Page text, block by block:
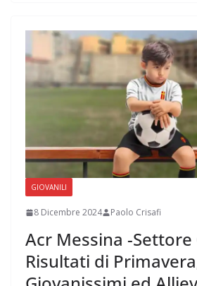
GIOVANILI
8 Dicembre 2024 Paolo Crisafi
Acr Messina -Settore
Risultati di